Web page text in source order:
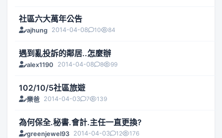
社區六大萬年公告
ajhung 2014-04-08 10 84
遇到亂投訴的鄰居..怎麼辦
alex1190 2014-04-08 8 99
102/10/5社區旅遊
樂爸 2014-04-03 7 139
為何保全.秘書.會計.主任一直更換?
greenjewel93 2014-04-03 12 176